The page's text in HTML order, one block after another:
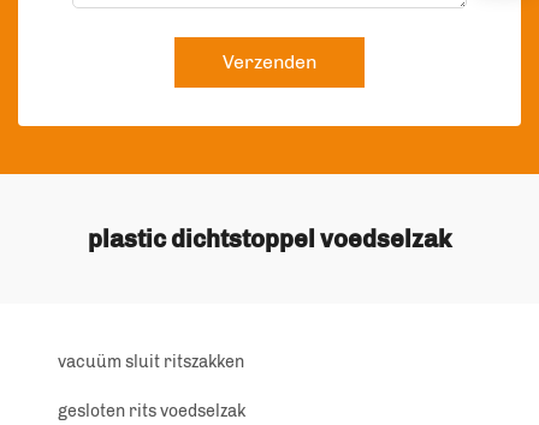
Verzenden
plastic dichtstoppel voedselzak
vacuüm sluit ritszakken
gesloten rits voedselzak